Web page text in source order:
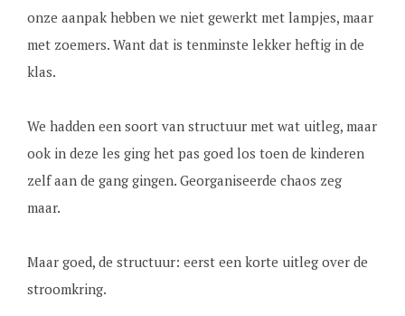
onze aanpak hebben we niet gewerkt met lampjes, maar
met zoemers. Want dat is tenminste lekker heftig in de
klas.
We hadden een soort van structuur met wat uitleg, maar
ook in deze les ging het pas goed los toen de kinderen
zelf aan de gang gingen. Georganiseerde chaos zeg
maar.
Maar goed, de structuur: eerst een korte uitleg over de
stroomkring.